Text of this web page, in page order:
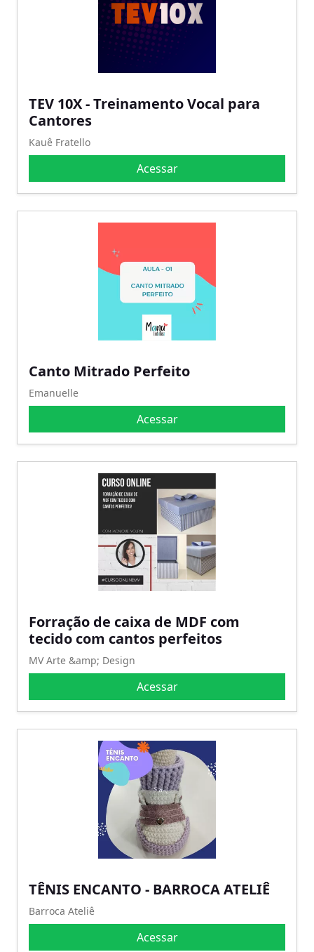
TEV 10X - Treinamento Vocal para
Cantores
Kauê Fratello
Acessar
Canto Mitrado Perfeito
Emanuelle
Acessar
Forração de caixa de MDF com
tecido com cantos perfeitos
MV Arte &amp; Design
Acessar
TÊNIS ENCANTO - BARROCA ATELIÊ
Barroca Ateliê
Acessar